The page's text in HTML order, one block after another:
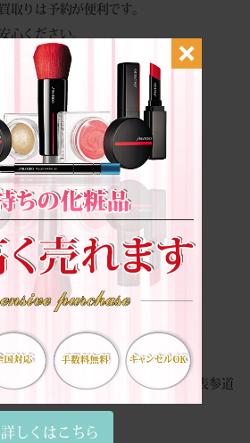
取りは予約が便利です。
心ください。
。
見積もり♪
返送料等全て無料です。
！
す。
◆
－－－－
6-6-2 原宿ベルピアB1F
～18:00 （祝日）10:00～17:00
ら徒歩2分、原宿駅から徒歩5分、表参道
詳しくはこちら